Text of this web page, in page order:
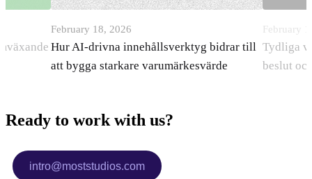
February 18, 2026
Hur AI-drivna innehållsverktyg bidrar till
att bygga starkare varumärkesvärde
February
Tydliga
beslut
Ready to work with us?